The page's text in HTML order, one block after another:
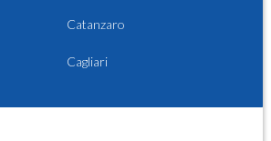
Catanzaro
Cagliari